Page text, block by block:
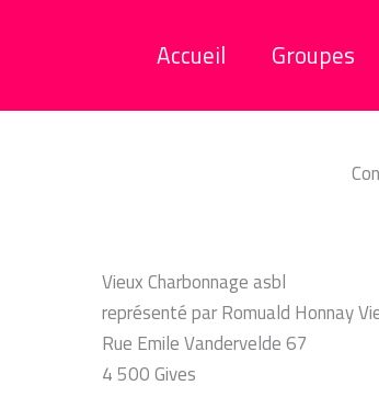
Accueil Groupes
Vieux Charbonnage asbl
représenté par Romuald Honnay
Rue Emile Vandervelde 67
4 500 Gives